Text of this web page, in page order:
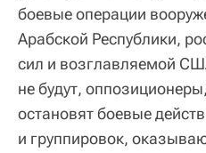
боевые операции
Арабской Республики,
сил и возглавляемой
не будут,
остановят боевые
и группировок,